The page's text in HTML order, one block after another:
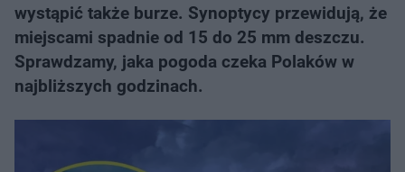
wystąpić także burze. Synoptycy przewidują, że
miejscami spadnie od 15 do 25 mm deszczu.
Sprawdzamy, jaka pogoda czeka Polaków w
najbliższych godzinach.